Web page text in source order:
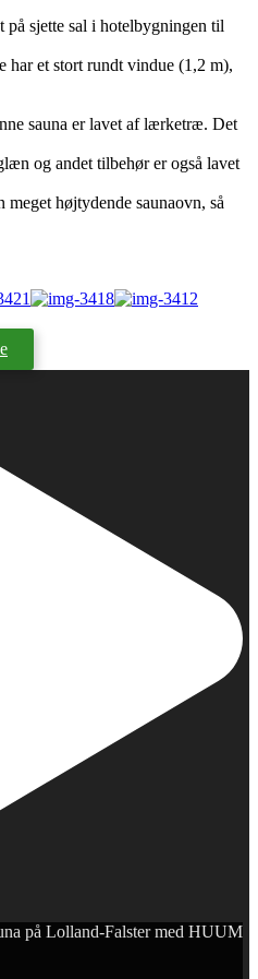
sjette sal i hotelbygningen til
har et stort rundt vindue (1,2 m),
sauna er lavet af lærketræ. Det
og andet tilbehør er også lavet
meget højtydende saunaovn, så
på Lolland-Falster med HUUM